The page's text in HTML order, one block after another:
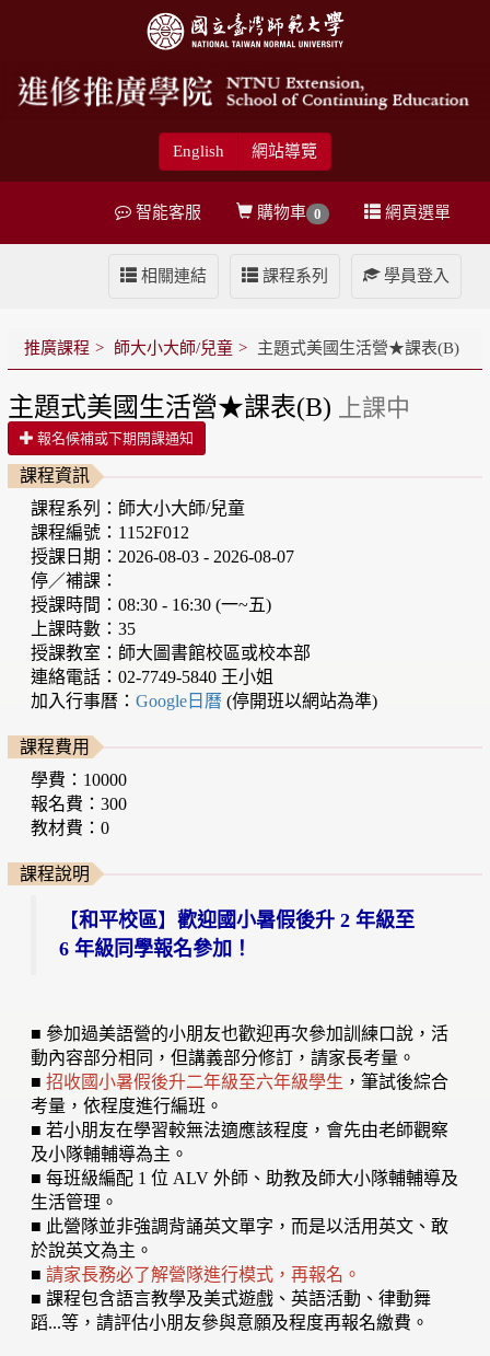
English 網站導覽
網頁選單
購物車 0
智能客服
學員登入
課程系列
相關連結
推廣課程 師大小大師/兒童 主題式美國生活營★課表(B)
主題式美國生活營★課表(B) 上課中
報名候補或下期開課通知
課程資訊
課程系列：師大小大師/兒童
課程編號：1152F012
授課日期：2026-08-03 - 2026-08-07
停／補課：
授課時間：08:30 - 16:30 (一~五)
上課時數：35
授課教室：師大圖書館校區或校本部
連絡電話：02-7749-5840 王小姐
加入行事曆：Google日曆(停開班以網站為準)
課程費用
學費：10000
報名費：300
教材費：0
課程說明
【和平校區】歡迎國小暑假後升 2 年級至
6 年級同學報名參加！
■ 參加過美語營的小朋友也歡迎再次參加訓練口說，活
動內容部分相同，但講義部分修訂，請家長考量。
■招收國小暑假後升二年級至六年級學生 ，筆試後綜合
考量，依程度進行編班。
■ 若小朋友在學習較無法適應該程度，會先由老師觀察
及小隊輔輔導為主。
■ 每班級編配 1 位 ALV 外師、助教及師大小隊輔輔導及
生活管理。
■ 此營隊並非強調背誦英文單字，而是以活用英文、敢
於說英文為主。
■請家長務必了解營隊進行模式，再報名。
■ 課程包含語言教學及美式遊戲、英語活動、律動舞
蹈...等，請評估小朋友參與意願及程度再報名繳費。